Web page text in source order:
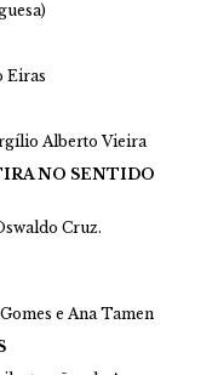
Eiras
Alberto Vieira
NO SENTIDO
Cruz.
e Ana Tamen